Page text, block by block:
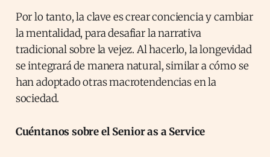
Por lo tanto, la clave es crear conciencia y cambiar
la mentalidad, para desafiar la narrativa
tradicional sobre la vejez. Al hacerlo, la longevidad
se integrará de manera natural, similar a cómo se
han adoptado otras macrotendencias en la
sociedad.
Cuéntanos sobre el Senior as a Service